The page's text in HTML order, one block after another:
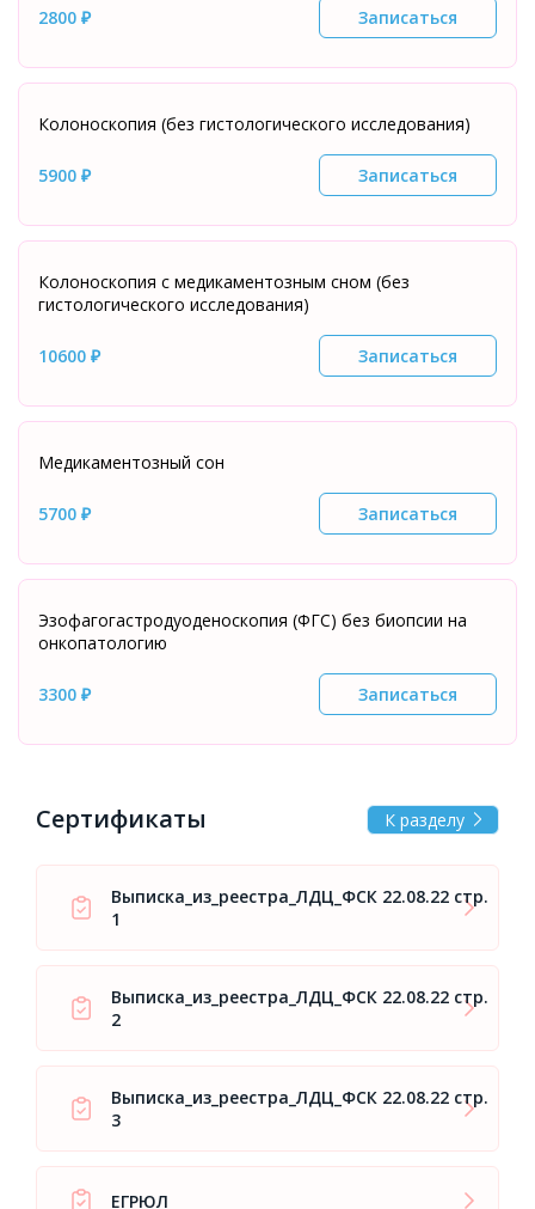
2800 ₽ Записаться
Колоноскопия (без гистологического исследования)
5900 ₽ Записаться
Колоноскопия с медикаментозным сном (без
гистологического исследования)
10600 ₽ Записаться
Медикаментозный сон
5700 ₽ Записаться
Эзофагогастродуоденоскопия (ФГС) без биопсии на
онкопатологию
3300 ₽ Записаться
Сертификаты К разделу
Выписка_из_реестра_ЛДЦ_ФСК 22.08.22 стр.
1
Выписка_из_реестра_ЛДЦ_ФСК 22.08.22 стр.
2
Выписка_из_реестра_ЛДЦ_ФСК 22.08.22 стр.
3
ЕГРЮЛ